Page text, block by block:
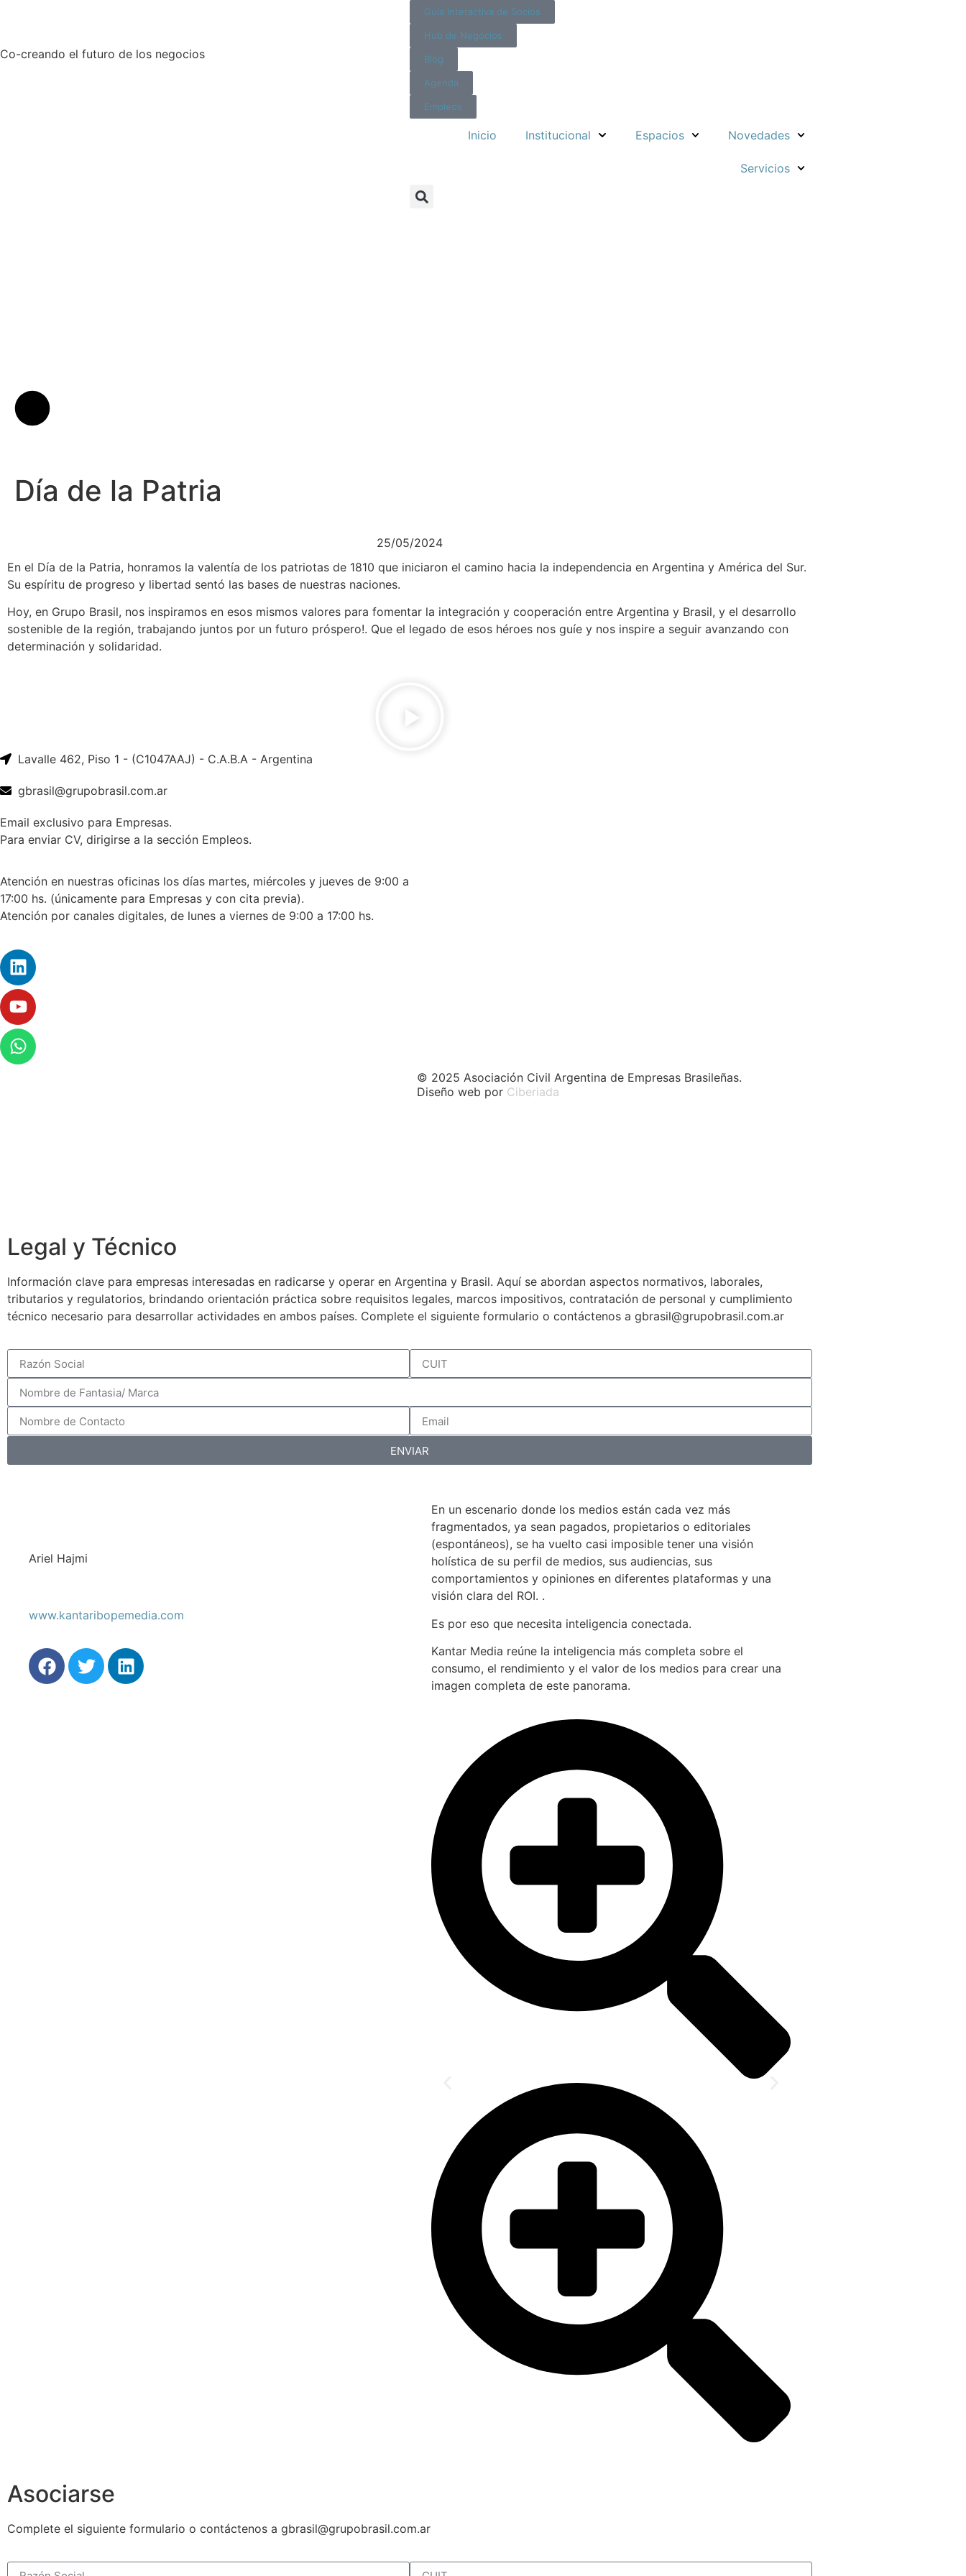
Co-creando el futuro de los negocios
Guía Interactiva de Socios
Hub de Negocios
Blog
Agenda
Empleos
Inicio Institucional Espacios Novedades
Servicios
Día de la Patria
25/05/2024
En el Día de la Patria, honramos la valentía de los patriotas de 1810 que iniciaron el camino hacia la independencia en Argentina y América del Sur.
Su espíritu de progreso y libertad sentó las bases de nuestras naciones.
Hoy, en Grupo Brasil, nos inspiramos en esos mismos valores para fomentar la integración y cooperación entre Argentina y Brasil, y el desarrollo
sostenible de la región, trabajando juntos por un futuro próspero!. Que el legado de esos héroes nos guíe y nos inspire a seguir avanzando con
determinación y solidaridad.
Lavalle 462, Piso 1 - (C1047AAJ) - C.A.B.A - Argentina
gbrasil@grupobrasil.com.ar
Email exclusivo para Empresas.
Para enviar CV, dirigirse a la sección Empleos.
Atención en nuestras oficinas los días martes, miércoles y jueves de 9:00 a
17:00 hs. (únicamente para Empresas y con cita previa).
Atención por canales digitales, de lunes a viernes de 9:00 a 17:00 hs.
© 2025 Asociación Civil Argentina de Empresas Brasileñas.
Diseño web por Ciberiada
Legal y Técnico
Información clave para empresas interesadas en radicarse y operar en Argentina y Brasil. Aquí se abordan aspectos normativos, laborales,
tributarios y regulatorios, brindando orientación práctica sobre requisitos legales, marcos impositivos, contratación de personal y cumplimiento
técnico necesario para desarrollar actividades en ambos países. Complete el siguiente formulario o contáctenos a gbrasil@grupobrasil.com.ar
ENVIAR
Ariel Hajmi
www.kantaribopemedia.com
En un escenario donde los medios están cada vez más
fragmentados, ya sean pagados, propietarios o editoriales
(espontáneos), se ha vuelto casi imposible tener una visión
holística de su perfil de medios, sus audiencias, sus
comportamientos y opiniones en diferentes plataformas y una
visión clara del ROI. .
Es por eso que necesita inteligencia conectada.
Kantar Media reúne la inteligencia más completa sobre el
consumo, el rendimiento y el valor de los medios para crear una
imagen completa de este panorama.
Asociarse
Complete el siguiente formulario o contáctenos a gbrasil@grupobrasil.com.ar